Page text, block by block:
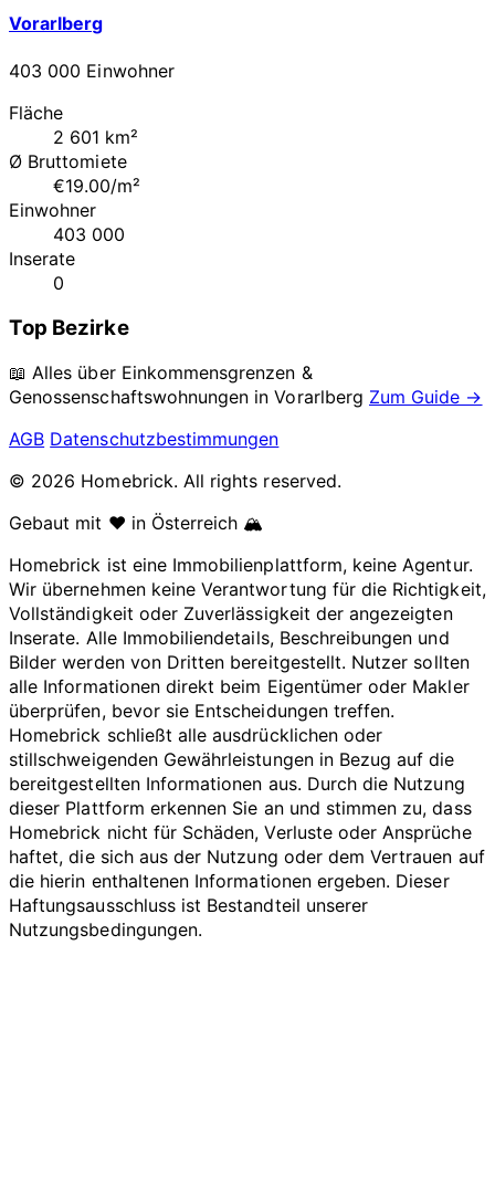
Vorarlberg
403 000 Einwohner
Fläche
2 601 km²
Ø Bruttomiete
€19.00/m²
Einwohner
403 000
Inserate
0
Top Bezirke
📖 Alles über Einkommensgrenzen &
Genossenschaftswohnungen inVorarlberg Zum Guide →
AGB Datenschutzbestimmungen
© 2026 Homebrick. All rights reserved.
Gebaut mit ❤️ in Österreich 🏔️
Homebrick ist eine Immobilienplattform, keine Agentur.
Wir übernehmen keine Verantwortung für die Richtigkeit,
Vollständigkeit oder Zuverlässigkeit der angezeigten
Inserate. Alle Immobiliendetails, Beschreibungen und
Bilder werden von Dritten bereitgestellt. Nutzer sollten
alle Informationen direkt beim Eigentümer oder Makler
überprüfen, bevor sie Entscheidungen treffen.
Homebrick schließt alle ausdrücklichen oder
stillschweigenden Gewährleistungen in Bezug auf die
bereitgestellten Informationen aus. Durch die Nutzung
dieser Plattform erkennen Sie an und stimmen zu, dass
Homebrick nicht für Schäden, Verluste oder Ansprüche
haftet, die sich aus der Nutzung oder dem Vertrauen auf
die hierin enthaltenen Informationen ergeben. Dieser
Haftungsausschluss ist Bestandteil unserer
Nutzungsbedingungen.